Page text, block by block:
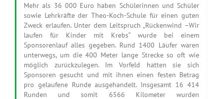
Mehr als 36 000 Euro haben Schülerinnen und Schüler
sowie Lehrkräfte der Theo-Koch-Schule für einen guten
Zweck erlaufen. Unter dem Leitspruch „Rückenwind –Wir
laufen für Kinder mit Krebs“ wurde bei einem
Sponsorenlauf alles gegeben. Rund 1400 Läufer waren
unterwegs, um die 400 Meter lange Strecke so oft wie
möglich zurückzulegen. Im Vorfeld hatten sie sich
Sponsoren gesucht und mit ihnen einen festen Betrag
pro gelaufene Runde ausgehandelt. Insgesamt 16 414
Runden und somit 6566 Kilometer wurden